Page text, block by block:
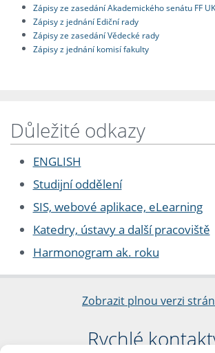
Zápisy ze zasedání Akademického senátu FF UK
Zápisy z jednání Ediční rady
Zápisy ze zasedání Vědecké rady
Zápisy z jednání komisí fakulty
Důležité odkazy
ENGLISH
Studijní oddělení
SIS, webové aplikace, eLearning
Katedry, ústavy a další pracoviště
Harmonogram ak. roku
Zobrazit plnou verzi
Rychlé